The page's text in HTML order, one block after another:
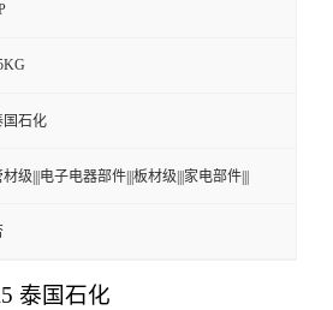
国石化
级|||电子电器部件|||板材级|||家电部件|||
泰国石化